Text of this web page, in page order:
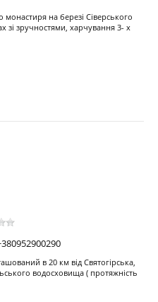
монастиря на березі Сіверського
зі зручностями, харчування 3- х
в 20 км від Святогірська,
водосховища ( протяжність